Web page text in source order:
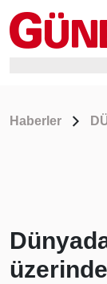
Haberler